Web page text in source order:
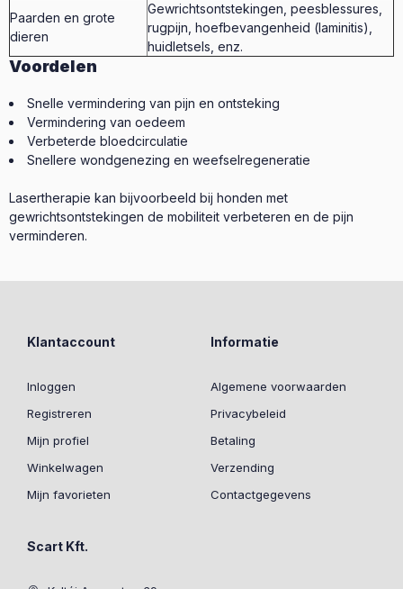
Paarden en grote
dieren
Gewrichtsontstekingen, peesblessures,
rugpijn, hoefbevangenheid (laminitis),
huidletsels, enz.
Voordelen
Snelle vermindering van pijn en ontsteking
Vermindering van oedeem
Verbeterde bloedcirculatie
Snellere wondgenezing en weefselregeneratie
Lasertherapie kan bijvoorbeeld bij honden met
gewrichtsontstekingen de mobiliteit verbeteren en de pijn
verminderen.
Klantaccount
Inloggen
Registreren
Mijn profiel
Winkelwagen
Mijn favorieten
Informatie
Algemene voorwaarden
Privacybeleid
Betaling
Verzending
Contactgegevens
Scart Kft.